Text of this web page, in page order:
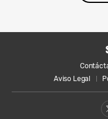
Aviso Legal